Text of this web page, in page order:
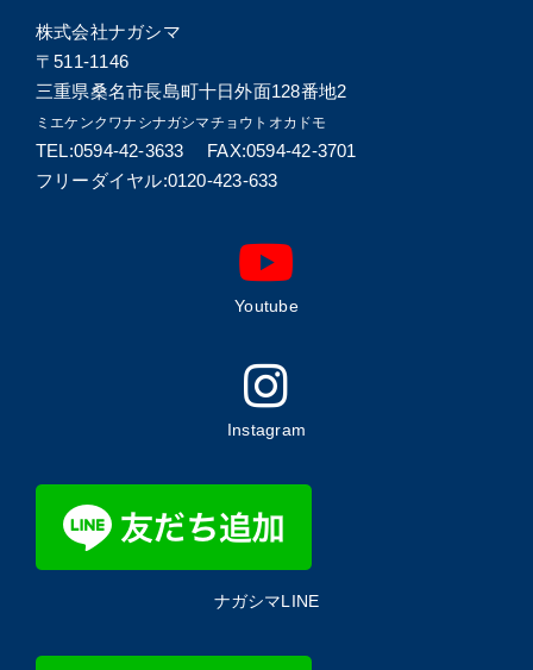
株式会社ナガシマ
〒511-1146
三重県桑名市長島町十日外面128番地2
ミエケンクワナシナガシマチョウトオカドモ
TEL:0594-42-3633 FAX:0594-42-3701
フリーダイヤル:0120-423-633
Youtube
Instagram
ナガシマLINE